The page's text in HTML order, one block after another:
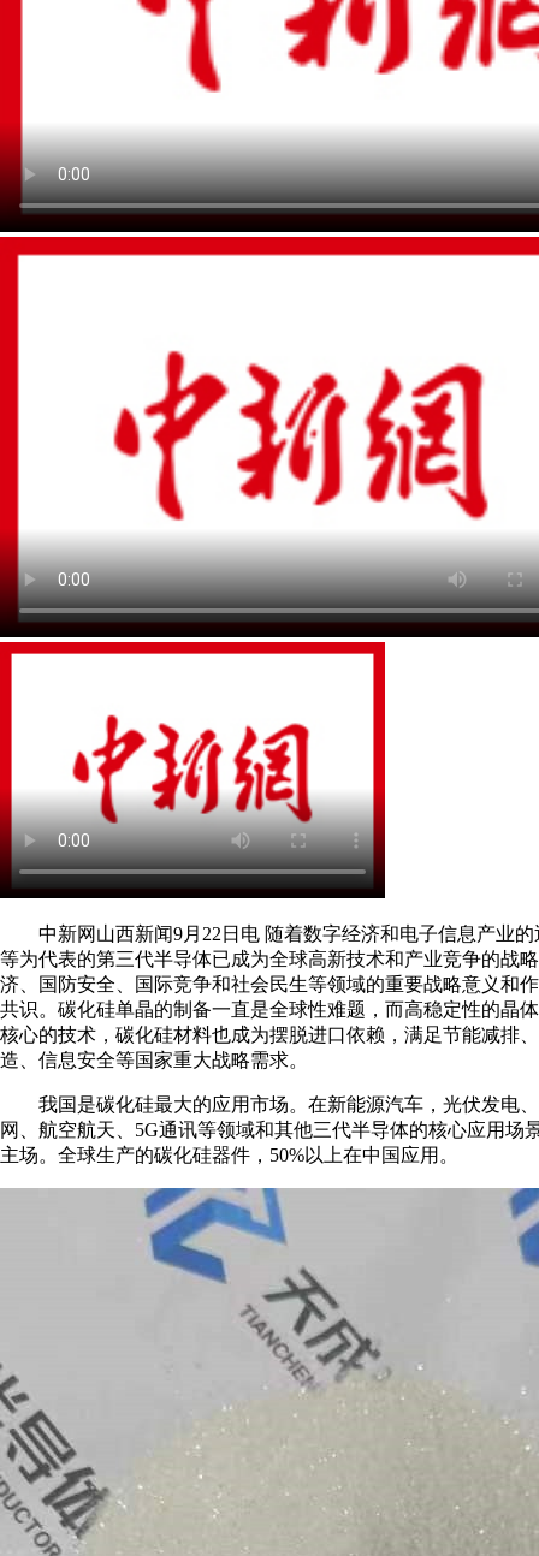
中新网山西新闻9月22日电 随着数字经济和电子信息产业的
等为代表的第三代半导体已成为全球高新技术和产业竞争的战
济、国防安全、国际竞争和社会民生等领域的重要战略意义和
共识。碳化硅单晶的制备一直是全球性难题，而高稳定性的晶
核心的技术，碳化硅材料也成为摆脱进口依赖，满足节能减排
造、信息安全等国家重大战略需求。
我国是碳化硅最大的应用市场。在新能源汽车，光伏发电
网、航空航天、5G通讯等领域和其他三代半导体的核心应用场
主场。全球生产的碳化硅器件，50%以上在中国应用。